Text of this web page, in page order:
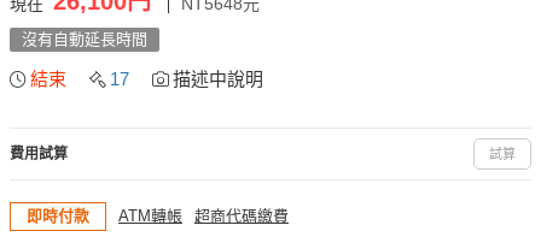
沒有自動延長時間
結束 17 描述中說明
費用試算 試算
即時付款 ATM轉帳 超商代碼繳費